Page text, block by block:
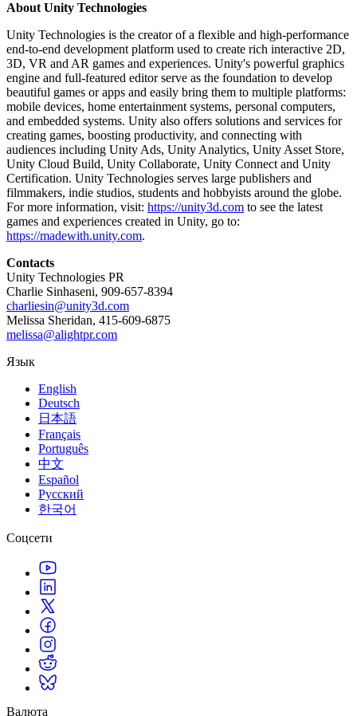
About Unity Technologies
Unity Technologies is the creator of a flexible and high-performance
end-to-end development platform used to create rich interactive 2D,
3D, VR and AR games and experiences. Unity's powerful graphics
engine and full-featured editor serve as the foundation to develop
beautiful games or apps and easily bring them to multiple platforms:
mobile devices, home entertainment systems, personal computers,
and embedded systems. Unity also offers solutions and services for
creating games, boosting productivity, and connecting with
audiences including Unity Ads, Unity Analytics, Unity Asset Store,
Unity Cloud Build, Unity Collaborate, Unity Connect and Unity
Certification. Unity Technologies serves large publishers and
filmmakers, indie studios, students and hobbyists around the globe.
For more information, visit: https://unity3d.com to see the latest
games and experiences created in Unity, go to:
https://madewith.unity.com.
Contacts
Unity Technologies PR
Charlie Sinhaseni, 909-657-8394
charliesin@unity3d.com
Melissa Sheridan, 415-609-6875
melissa@alightpr.com
Язык
English
Deutsch
日本語
Français
Português
中文
Español
Русский
한국어
Соцсети
Валюта